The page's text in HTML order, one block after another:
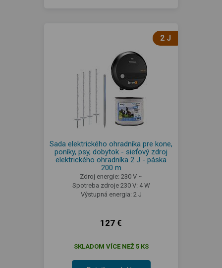
2 J
Sada elektrického ohradníka pre kone,
poníky, psy, dobytok - sieťový zdroj
elektrického ohradníka 2 J - páska
200 m
Zdroj energie: 230 V ~
Spotreba zdroje 230 V: 4 W
Výstupná energia: 2 J
127 €
SKLADOM VÍCE NEŽ 5 KS